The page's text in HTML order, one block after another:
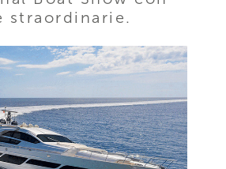
straordinarie.